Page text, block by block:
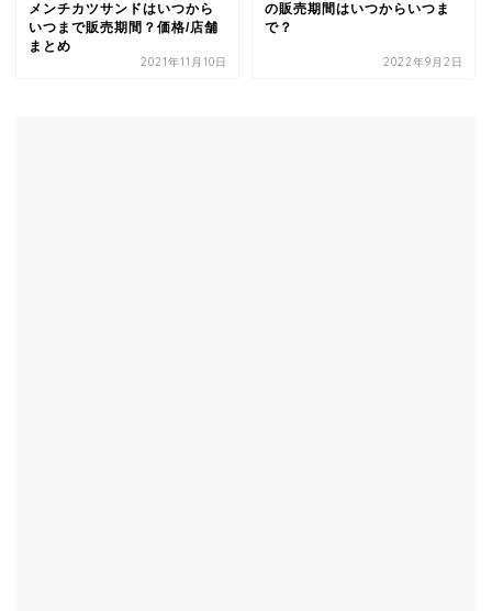
メンチカツサンドはいつから
いつまで販売期間？価格/店舗
まとめ
2021年11月10日
の販売期間はいつからいつま
で？
2022年9月2日